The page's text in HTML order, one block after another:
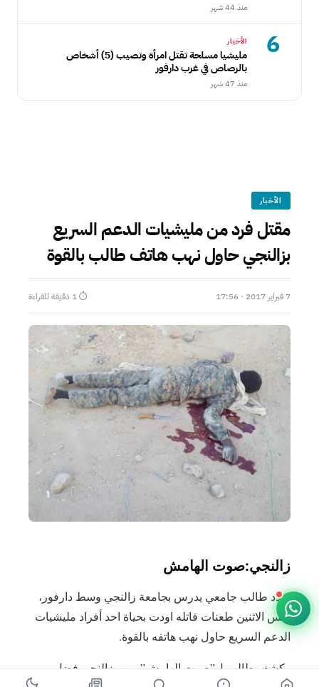
منذ 44 شهر
6 الأخبار
مليشيا مسلحة تقتل امرأة وتصيب (5) أشخاص
بالرصاص في غرب دارفور
منذ 47 شهر
الأخبار
مقتل فرد من مليشيات الدعم السريع
بزالنجي حاول نهب هاتف طالب بالقوة
7 فبراير 2017 · 17:56 ⏱ 1 دقيقة للقراءة
زالنجي:صوت الهامش
سدد طالب جامعي يدرس بجامعة زالنجي وسط دارفور،
أمس الاثنين طعنات قاتله اودت بحياة احد أفراد مليشيات
الدعم السريع حاول نهب هاتفه بالقوة.
وكشف طالب ل”صوت الهامش” ، من زالنجي فضل